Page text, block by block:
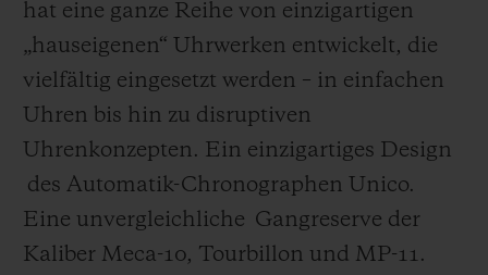
hat eine ganze Reihe von einzigartigen
„hauseigenen“ Uhrwerken entwickelt, die
vielfältig eingesetzt werden – in einfachen
Uhren bis hin zu disruptiven
Uhrenkonzepten. Ein einzigartiges Design
des Automatik-Chronographen Unico.
Eine unvergleichliche Gangreserve der
Kaliber Meca-10, Tourbillon und MP-11.